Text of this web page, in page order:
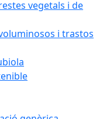
vegetals i de
i trastos